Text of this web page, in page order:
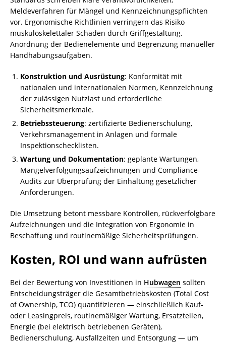
Meldeverfahren für Mängel und Kennzeichnungspflichten
vor. Ergonomische Richtlinien verringern das Risiko
muskuloskelettaler Schäden durch Griffgestaltung,
Anordnung der Bedienelemente und Begrenzung manueller
Handhabungsaufgaben.
Konstruktion und Ausrüstung: Konformität mit
nationalen und internationalen Normen, Kennzeichnung
der zulässigen Nutzlast und erforderliche
Sicherheitsmerkmale.
Betriebssteuerung: zertifizierte Bedienerschulung,
Verkehrsmanagement in Anlagen und formale
Inspektionschecklisten.
Wartung und Dokumentation: geplante Wartungen,
Mängelverfolgungsaufzeichnungen und Compliance-
Audits zur Überprüfung der Einhaltung gesetzlicher
Anforderungen.
Die Umsetzung betont messbare Kontrollen, rückverfolgbare
Aufzeichnungen und die Integration von Ergonomie in
Beschaffung und routinemäßige Sicherheitsprüfungen.
Kosten, ROI und wann aufrüsten
Bei der Bewertung von Investitionen in Hubwagen sollten
Entscheidungsträger die Gesamtbetriebskosten (Total Cost
of Ownership, TCO) quantifizieren — einschließlich Kauf-
oder Leasingpreis, routinemäßiger Wartung, Ersatzteilen,
Energie (bei elektrisch betriebenen Geräten),
Bedienerschulung, Ausfallzeiten und Entsorgung — um